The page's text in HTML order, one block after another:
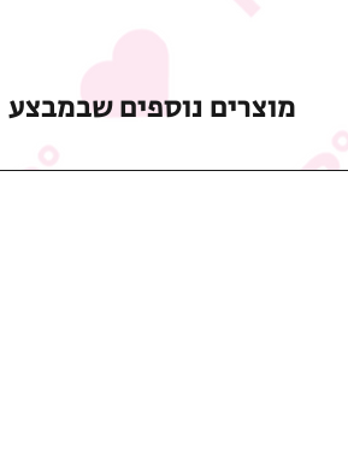
מוצרים נוספים שבמבצע